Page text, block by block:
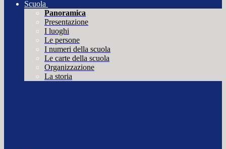
Scuola
Panoramica
Presentazione
I luoghi
Le persone
I numeri della scuola
Le carte della scuola
Organizzazione
La storia